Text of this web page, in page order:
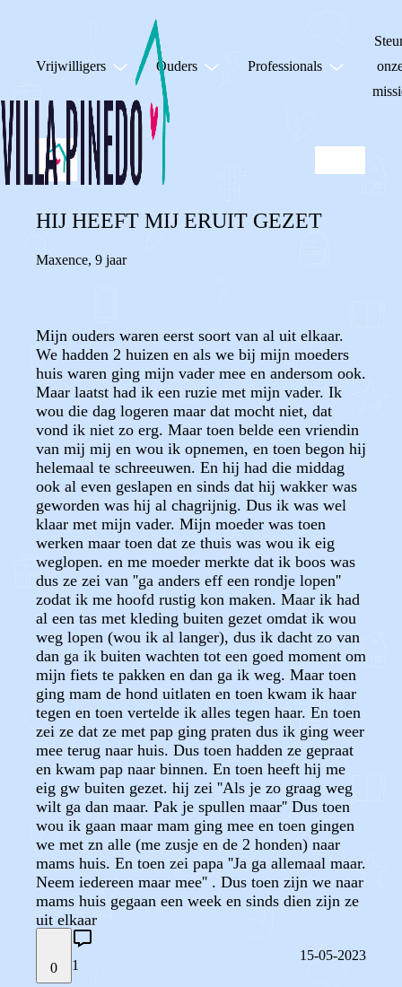
Vrijwilligers Ouders Professionals
HIJ HEEFT MIJ ERUIT GEZET
Maxence, 9 jaar
Mijn ouders waren eerst soort van al uit elkaar.
We hadden 2 huizen en als we bij mijn moeders
huis waren ging mijn vader mee en andersom ook.
Maar laatst had ik een ruzie met mijn vader. Ik
wou die dag logeren maar dat mocht niet, dat
vond ik niet zo erg. Maar toen belde een vriendin
van mij mij en wou ik opnemen, en toen begon hij
helemaal te schreeuwen. En hij had die middag
ook al even geslapen en sinds dat hij wakker was
geworden was hij al chagrijnig. Dus ik was wel
klaar met mijn vader. Mijn moeder was toen
werken maar toen dat ze thuis was wou ik eig
weglopen. en me moeder merkte dat ik boos was
dus ze zei van ''ga anders eff een rondje lopen''
zodat ik me hoofd rustig kon maken. Maar ik had
al een tas met kleding buiten gezet omdat ik wou
weg lopen (wou ik al langer), dus ik dacht zo van
dan ga ik buiten wachten tot een goed moment om
mijn fiets te pakken en dan ga ik weg. Maar toen
ging mam de hond uitlaten en toen kwam ik haar
tegen en toen vertelde ik alles tegen haar. En toen
zei ze dat ze met pap ging praten dus ik ging weer
mee terug naar huis. Dus toen hadden ze gepraat
en kwam pap naar binnen. En toen heeft hij me
eig gw buiten gezet. hij zei ''Als je zo graag weg
wilt ga dan maar. Pak je spullen maar'' Dus toen
wou ik gaan maar mam ging mee en toen gingen
we met zn alle (me zusje en de 2 honden) naar
mams huis. En toen zei papa ''Ja ga allemaal maar.
Neem iedereen maar mee'' . Dus toen zijn we naar
mams huis gegaan een week en sinds dien zijn ze
uit elkaar
0 1
15-05-2023